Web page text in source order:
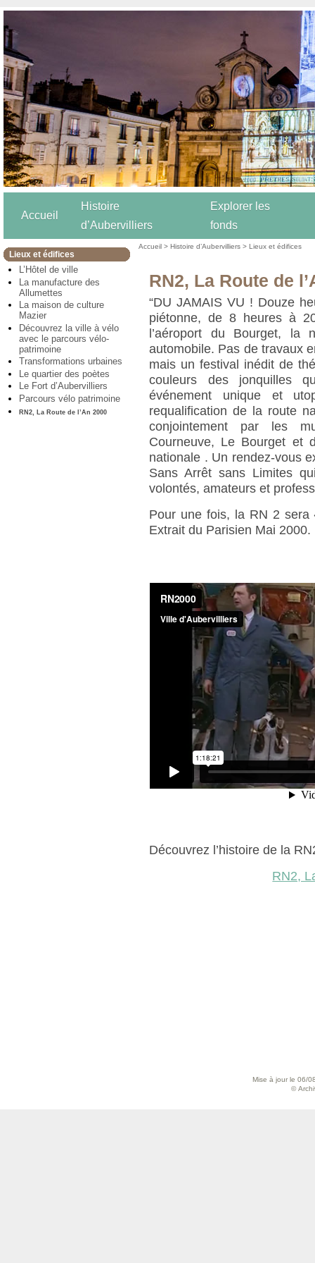
Accueil
Histoire
d’Aubervilliers
Explorer les
fonds
Lieux et édifices
L’Hôtel de ville
La manufacture des
Allumettes
La maison de culture
Mazier
Découvrez la ville à vélo
avec le parcours vélo-
patrimoine
Transformations urbaines
Le quartier des poètes
Le Fort d’Aubervilliers
Parcours vélo patrimoine
RN2, La Route de l’An 2000
Accueil >Histoire d’Aubervilliers>Lieux et édifices
RN2, La Route de
“DU JAMAIS VU ! Douze
piétonne, de 8 heures à
l’aéroport du Bourget, la
automobile. Pas de travaux
mais un festival inédit de
couleurs des jonquilles
événement unique et
requalification de la route
conjointement par les
Courneuve, Le Bourget et
nationale . Un rendez-vous
Sans Arrêt sans Limites
volontés, amateurs et
Pour une fois, la RN 2
Extrait du Parisien Mai 2000.
Découvrez l’histoire de la
RN2,
Mise à jour le 06/
©